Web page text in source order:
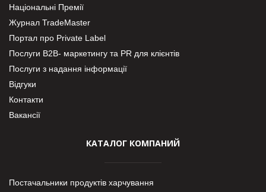
Національні Премії
Журнал TradeMaster
Портал про Private Label
Послуги В2В- маркетингу та PR для клієнтів
Послуги з надання інформації
Відгуки
Контакти
Вакансії
КАТАЛОГ КОМПАНИЙ
Постачальники продуктів харчування